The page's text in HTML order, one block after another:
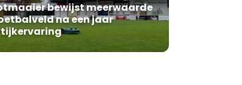
bewijst meerwaarde
na een jaar